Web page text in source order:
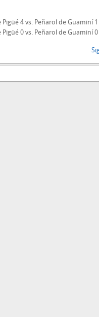
4 vs. Peñarol de Guaminí 1
0 vs. Peñarol de Guaminí 0